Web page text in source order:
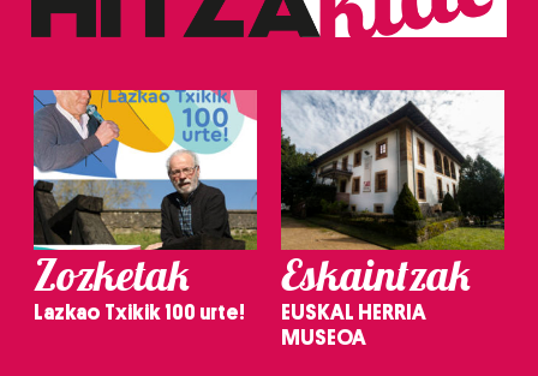
Zozketak
Lazkao Txikik 100 urte!
Eskaintzak
EUSKAL HERRIA
MUSEOA